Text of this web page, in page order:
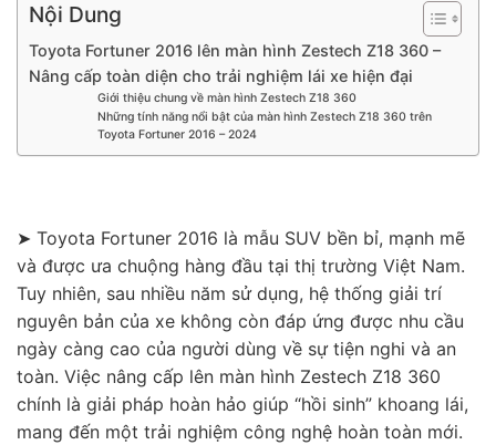
● Cổng kết nối USB, AV-in, cổng camera lùi, camera hành trình, jack
● Hỗ trợ CarPlay/Android Auto Có, hỗ trợ kết nối không dây
Nội Dung
Toyota Fortuner 2016 lên màn hình Zestech Z18 360 –
Nâng cấp toàn diện cho trải nghiệm lái xe hiện đại
Giới thiệu chung về màn hình Zestech Z18 360
Những tính năng nổi bật của màn hình Zestech Z18 360 trên
Toyota Fortuner 2016 – 2024
➤ Toyota Fortuner 2016 là mẫu SUV bền bỉ, mạnh mẽ
và được ưa chuộng hàng đầu tại thị trường Việt Nam.
Tuy nhiên, sau nhiều năm sử dụng, hệ thống giải trí
nguyên bản của xe không còn đáp ứng được nhu cầu
ngày càng cao của người dùng về sự tiện nghi và an
toàn. Việc nâng cấp lên màn hình Zestech Z18 360
chính là giải pháp hoàn hảo giúp “hồi sinh” khoang lái,
mang đến một trải nghiệm công nghệ hoàn toàn mới.